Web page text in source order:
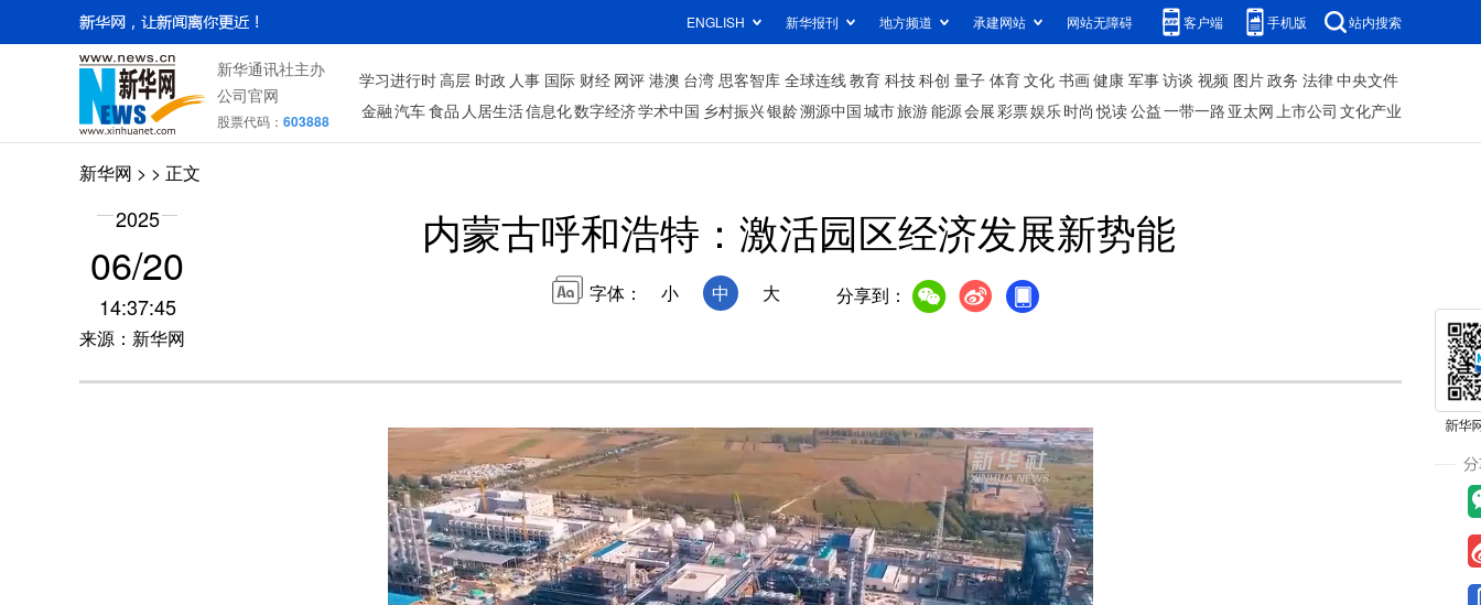
ENGLISH 新华报刊 地方频道 承建网站 网站无障碍 客户端 手机版 站内搜索
新华通讯社主办
公司官网
股票代码： 603888
学习进行时高层 时政 人事 国际 财经 网评 港澳 台湾 思客智库 全球连线教育 科技科创 量子 体育文化 书画健康 军事访谈 视频 图片政务 法律中央文件
金融汽车食品 人居生活信息化数字经济学术中国 乡村振兴银龄溯源中国城市旅游能源会展彩票娱乐时尚 悦读公益一带一路 亚太网上市公司 文化产业
新华网 > > 正文
2025
06/20
14:37:45
来源：新华网
内蒙古呼和浩特：激活园区经济发展新势能
字体： 小 中 大 分享到：